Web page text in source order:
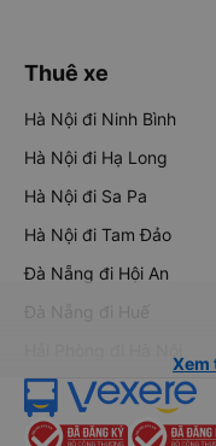
Thuê xe
Hà Nội đi Ninh Bình
Hà Nội đi Hạ Long
Hà Nội đi Sa Pa
Hà Nội đi Tam Đảo
Đà Nẵng đi Hội An
Đà Nẵng đi Huế
Xem